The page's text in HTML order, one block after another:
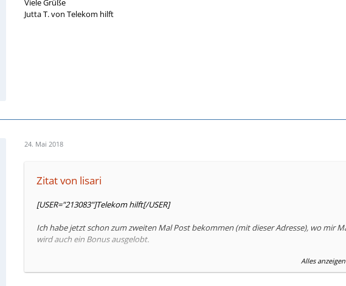
Jutta T. von Telekom hilft
24. Mai 2018
Zitat von lisari
[USER="213083"]Telekom hilft[/USER]
Ich habe jetzt schon zum zweiten Mal Post bekommen (mit dieser Adresse), wo mir
wird auch ein Bonus ausgelobt.
Ich bin Bestandskunde, derzeit mit Magenta Zuhause S Hybrid (mit stolzen "bis zu 2
Da jetzt hier offenbar der Ausbau auf 1800 MHz erfolgt ist und Magenta Hybrid M
Alles anzeigen